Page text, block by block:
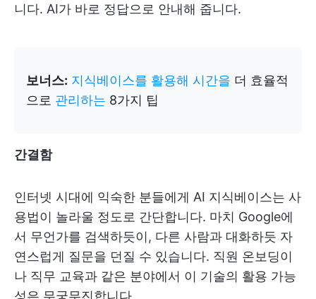
니다. AI가 바로 정답으로 안내해 줍니다.
보너스: 지식베이스를 활용해 시간을 더 효율적
으로 관리하는 8가지 팁
간결함
인터넷 시대에 익숙한 분들에게 AI 지식베이스는 사
용법이 놀라울 정도로 간단합니다. 마치 Google에
서 무언가를 검색하듯이, 다른 사람과 대화하듯 자
연스럽게 질문을 던질 수 있습니다. 직원 온보딩이
나 직무 교육과 같은 분야에서 이 기술의 활용 가능
성은 무궁무진합니다.